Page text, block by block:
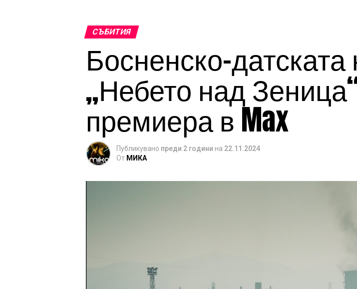
СЪБИТИЯ
Босненско-
„Небето над
премиера в Max
Публикувано преди 2 години на 22.11.2024
От МИКА